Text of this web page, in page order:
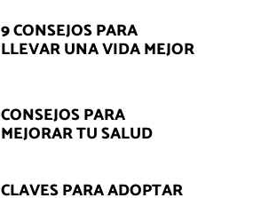
9 CONSEJOS PARA
LLEVAR UNA VIDA MEJOR
CONSEJOS PARA
MEJORAR TU SALUD
CLAVES PARA ADOPTAR